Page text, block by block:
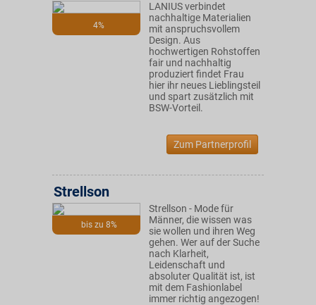
4%
LANIUS verbindet
nachhaltige Materialien
mit anspruchsvollem
Design. Aus
hochwertigen Rohstoffen
fair und nachhaltig
produziert findet Frau
hier ihr neues Lieblingsteil
und spart zusätzlich mit
BSW-Vorteil.
Zum Partnerprofil
bis zu 8%
Strellson
Strellson - Mode für
Männer, die wissen was
sie wollen und ihren Weg
gehen. Wer auf der Suche
nach Klarheit,
Leidenschaft und
absoluter Qualität ist, ist
mit dem Fashionlabel
immer richtig angezogen!